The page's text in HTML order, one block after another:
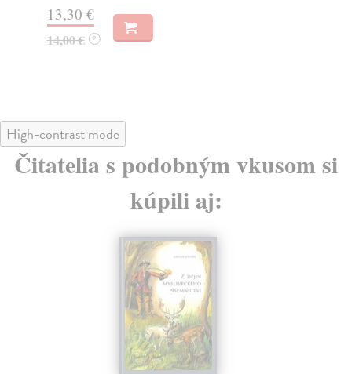
13,30 €
14,00 € ?
High-contrast mode
Čitatelia s podobným vkusom si
kúpili aj: